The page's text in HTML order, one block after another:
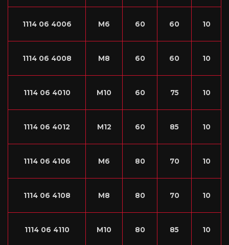
1114 06 4006 M6 60 60 10
1114 06 4008 M8 60 60 10
1114 06 4010 M10 60 75 10
1114 06 4012 M12 60 85 10
1114 06 4106 M6 80 70 10
1114 06 4108 M8 80 70 10
1114 06 4110 M10 80 85 10